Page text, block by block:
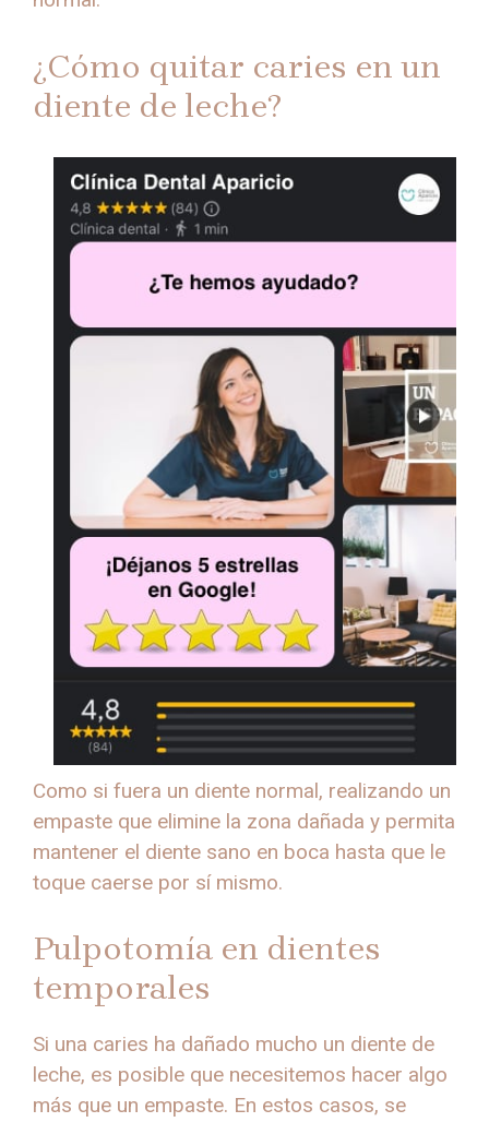
¿Cómo quitar caries en un
diente de leche?
Como si fuera un diente normal, realizando un
empaste que elimine la zona dañada y permita
mantener el diente sano en boca hasta que le
toque caerse por sí mismo.
Pulpotomía en dientes
temporales
Si una caries ha dañado mucho un diente de
leche, es posible que necesitemos hacer algo
más que un empaste. En estos casos, se